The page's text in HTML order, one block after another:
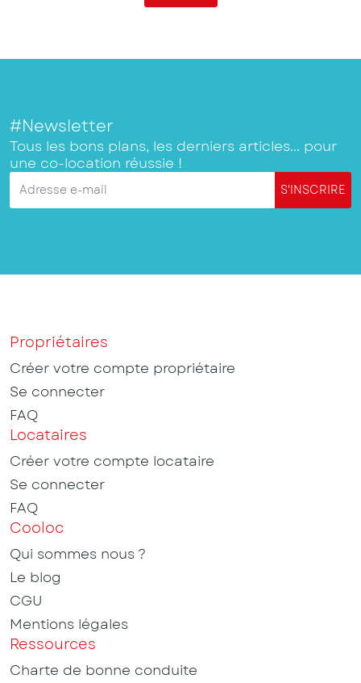
#Newsletter
Tous les bons plans, les derniers articles... pour
une co-location réussie !
Adresse e-mail S'INSCRIRE
Propriétaires
Créer votre compte propriétaire
Se connecter
FAQ
Locataires
Créer votre compte locataire
Se connecter
FAQ
Cooloc
Qui sommes nous ?
Le blog
CGU
Mentions légales
Ressources
Charte de bonne conduite